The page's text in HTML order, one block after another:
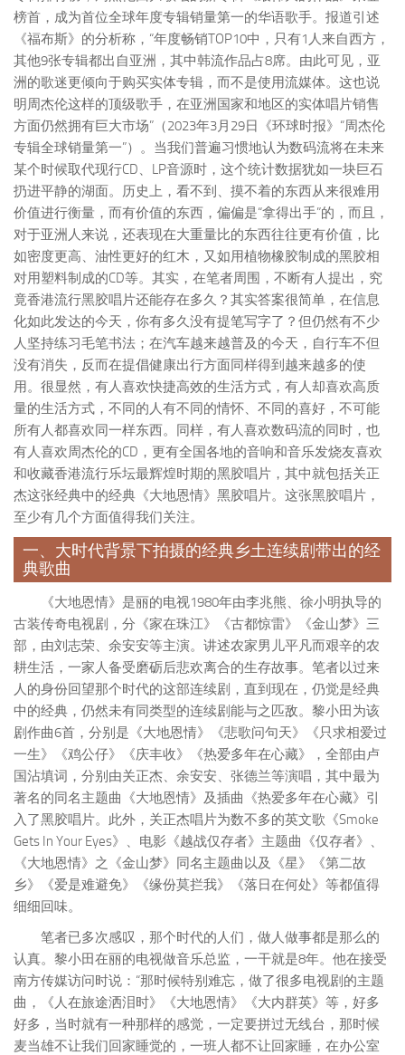
榜首，成为首位全球年度专辑销量第一的华语歌手。报道引述
《福布斯》的分析称，“年度畅销TOP10中，只有1人来自西方，
其他9张专辑都出自亚洲，其中韩流作品占8席。由此可见，亚
洲的歌迷更倾向于购买实体专辑，而不是使用流媒体。这也说
明周杰伦这样的顶级歌手，在亚洲国家和地区的实体唱片销售
方面仍然拥有巨大市场”（2023年3月29日《环球时报》“周杰伦
专辑全球销量第一”）。当我们普遍习惯地认为数码流将在未来
某个时候取代现行CD、LP音源时，这个统计数据犹如一块巨石
扔进平静的湖面。历史上，看不到、摸不着的东西从来很难用
价值进行衡量，而有价值的东西，偏偏是“拿得出手”的，而且，
对于亚洲人来说，还表现在大重量比的东西往往更有价值，比
如密度更高、油性更好的红木，又如用植物橡胶制成的黑胶相
对用塑料制成的CD等。其实，在笔者周围，不断有人提出，究
竟香港流行黑胶唱片还能存在多久？其实答案很简单，在信息
化如此发达的今天，你有多久没有提笔写字了？但仍然有不少
人坚持练习毛笔书法；在汽车越来越普及的今天，自行车不但
没有消失，反而在提倡健康出行方面同样得到越来越多的使
用。很显然，有人喜欢快捷高效的生活方式，有人却喜欢高质
量的生活方式，不同的人有不同的情怀、不同的喜好，不可能
所有人都喜欢同一样东西。同样，有人喜欢数码流的同时，也
有人喜欢周杰伦的CD，更有全国各地的音响和音乐发烧友喜欢
和收藏香港流行乐坛最辉煌时期的黑胶唱片，其中就包括关正
杰这张经典中的经典《大地恩情》黑胶唱片。这张黑胶唱片，
至少有几个方面值得我们关注。
一、大时代背景下拍摄的经典乡土连续剧带出的经
典歌曲
《大地恩情》是丽的电视1980年由李兆熊、徐小明执导的
古装传奇电视剧，分《家在珠江》《古都惊雷》《金山梦》三
部，由刘志荣、余安安等主演。讲述农家男儿平凡而艰辛的农
耕生活，一家人备受磨砺后悲欢离合的生存故事。笔者以过来
人的身份回望那个时代的这部连续剧，直到现在，仍觉是经典
中的经典，仍然未有同类型的连续剧能与之匹敌。黎小田为该
剧作曲6首，分别是《大地恩情》《悲歌问句天》《只求相爱过
一生》《鸡公仔》《庆丰收》《热爱多年在心藏》，全部由卢
国沾填词，分别由关正杰、余安安、张德兰等演唱，其中最为
著名的同名主题曲《大地恩情》及插曲《热爱多年在心藏》引
入了黑胶唱片。此外，关正杰唱片为数不多的英文歌《Smoke
Gets In Your Eyes》、电影《越战仅存者》主题曲《仅存者》、
《大地恩情》之《金山梦》同名主题曲以及《星》《第二故
乡》《爱是难避免》《缘份莫拦我》《落日在何处》等都值得
细细回味。
笔者已多次感叹，那个时代的人们，做人做事都是那么的
认真。黎小田在丽的电视做音乐总监，一干就是8年。他在接受
南方传媒访问时说：“那时候特别难忘，做了很多电视剧的主题
曲，《人在旅途洒泪时》《大地恩情》《大内群英》等，好多
好多，当时就有一种那样的感觉，一定要拼过无线台，那时候
麦当雄不让我们回家睡觉的，一班人都不让回家睡，在办公室